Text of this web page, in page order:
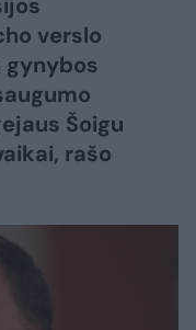
verslo
gynybos
Šoigu
rašo